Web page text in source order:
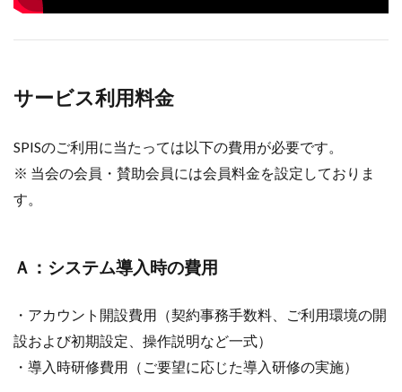
サービス利用料金
SPISのご利用に当たっては以下の費用が必要です。
※ 当会の会員・賛助会員には会員料金を設定しておりま
す。
Ａ：システム導入時の費用
・アカウント開設費用（契約事務手数料、ご利用環境の開
設および初期設定、操作説明など一式）
・導入時研修費用（ご要望に応じた導入研修の実施）